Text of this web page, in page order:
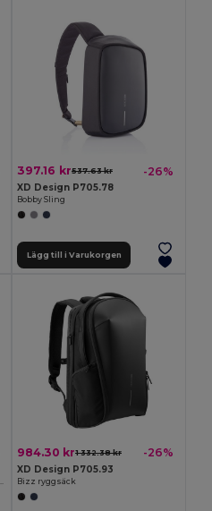
397.16 kr537.63 kr -26%
XD Design P705.78
Bobby Sling
Lägg till i Varukorgen
984.30 kr1 332.38 kr -26%
XD Design P705.93
Bizz ryggsäck